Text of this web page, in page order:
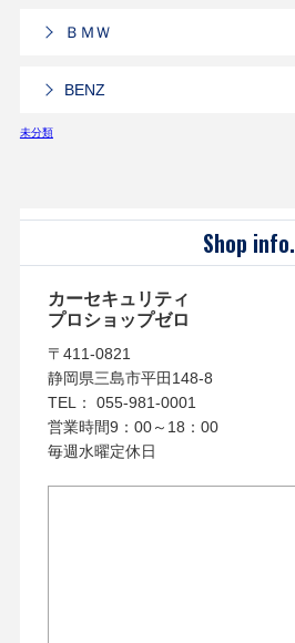
ＢＭＷ
BENZ
未分類
Shop info.
カーセキュリティ
プロショップゼロ
〒411-0821
静岡県三島市平田148-8
TEL： 055-981-0001
営業時間9：00～18：00
毎週水曜定休日